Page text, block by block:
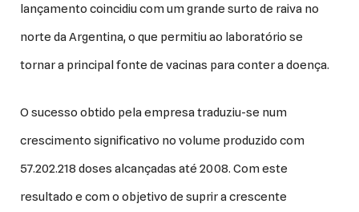
lançamento coincidiu com um grande surto de raiva no
norte da Argentina, o que permitiu ao laboratório se
tornar a principal fonte de vacinas para conter a doença.
O sucesso obtido pela empresa traduziu-se num
crescimento significativo no volume produzido com
57.202.218 doses alcançadas até 2008. Com este
resultado e com o objetivo de suprir a crescente